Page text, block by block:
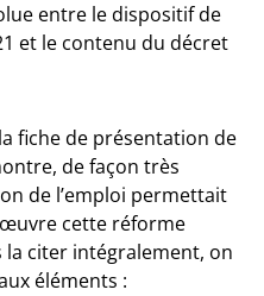
entre le dispositif de
et le contenu du décret
fiche de présentation de
de façon très
de l’emploi permettait
cette réforme
la citer intégralement, on
éléments :